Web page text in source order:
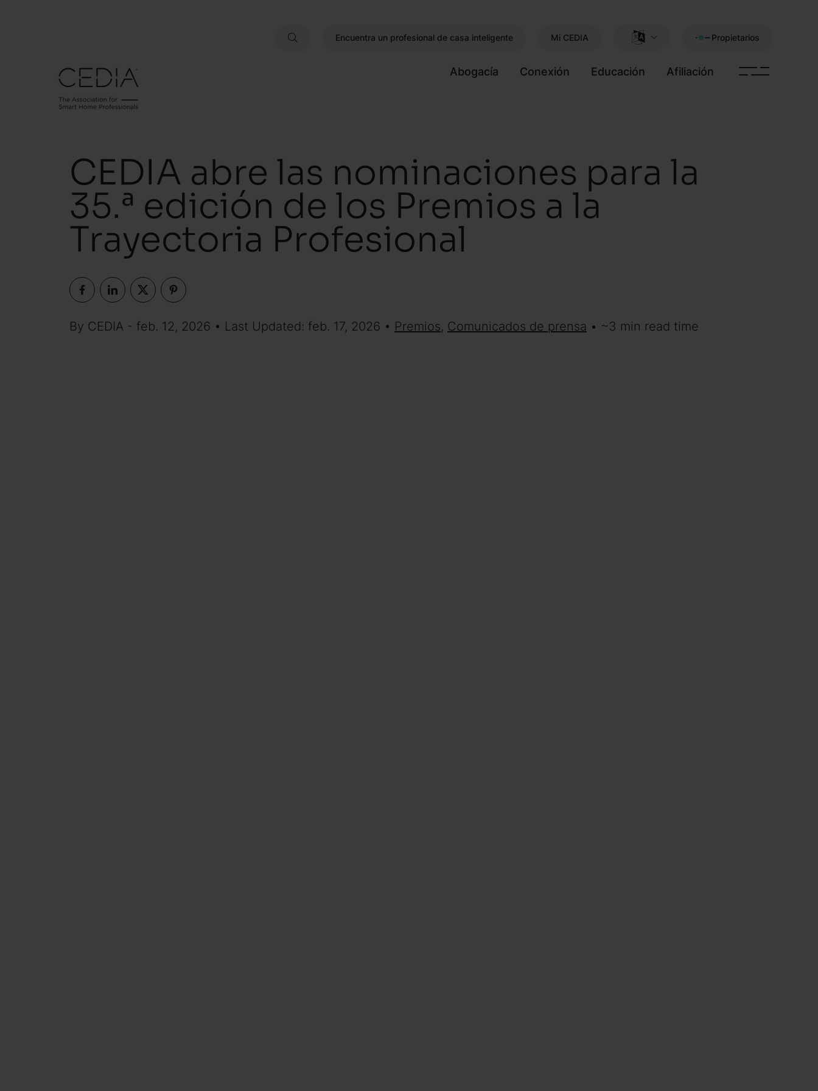
Encuentra un profesional de casa inteligente Mi CEDIA Propietarios
Abogacía Conexión Educación Afiliación
CEDIA abre las nominaciones para la
35.ª edición de los Premios a la
Trayectoria Profesional
By CEDIA - feb. 12, 2026 • Last Updated: feb. 17, 2026 • Premios, Comunicados de prensa • ~3 min read time